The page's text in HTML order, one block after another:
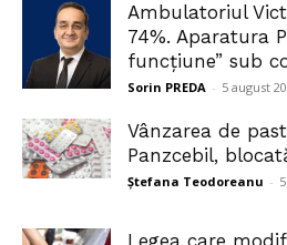
Ambulatoriul
74%. Aparatura
funcțiune” sub
Sorin PREDA - 5 august
Vânzarea de
Panzcebil,
Ștefana Teodoreanu -